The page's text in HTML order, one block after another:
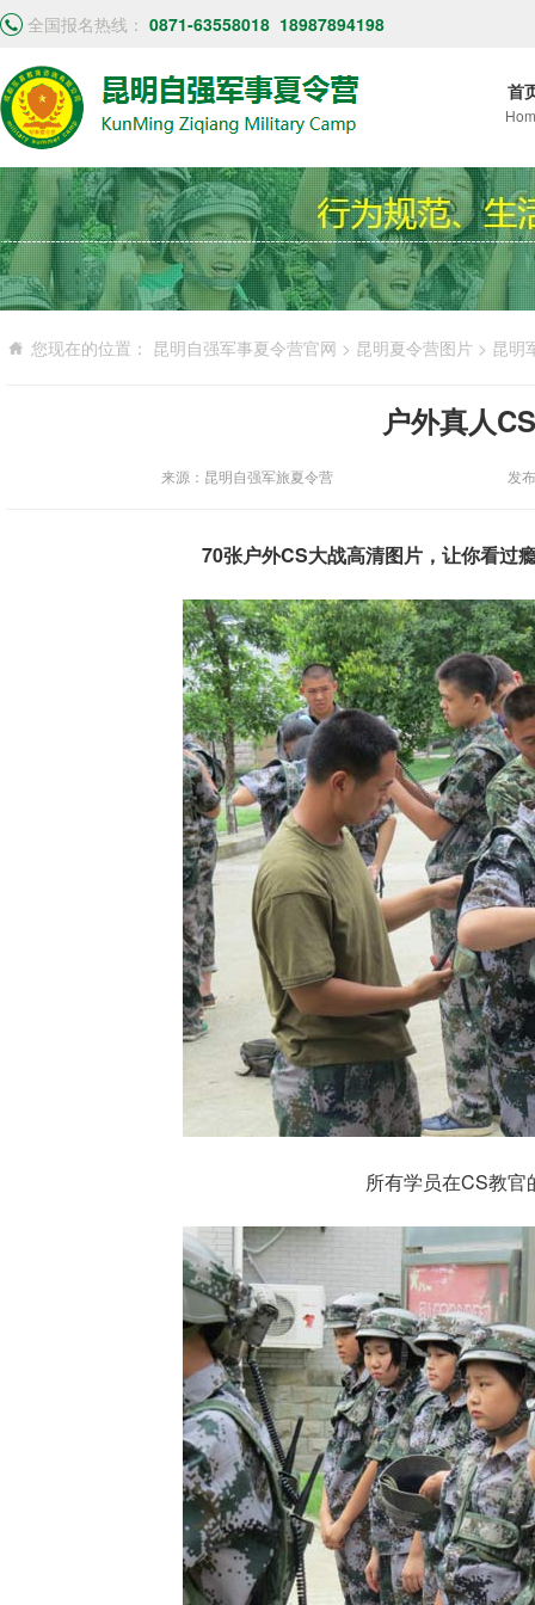
全国报名热线： 0871-63558018 18987894198
首
您现在的位置： 昆明自强军事夏令营官网 > 昆明夏令营图片 > 昆明
户外真人
来源：昆明自强军旅夏令营 发
70张户外CS大战高清图片，让你看过
所有学员在CS教官